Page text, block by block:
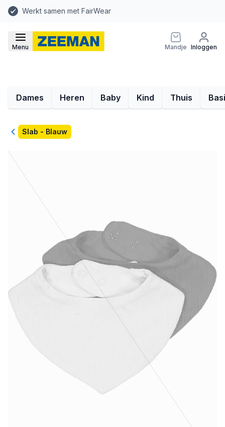
Werkt samen met FairWear
Menu Mandje Inloggen
Dames Heren Baby Kind Thuis
TerugSlab - Blauw